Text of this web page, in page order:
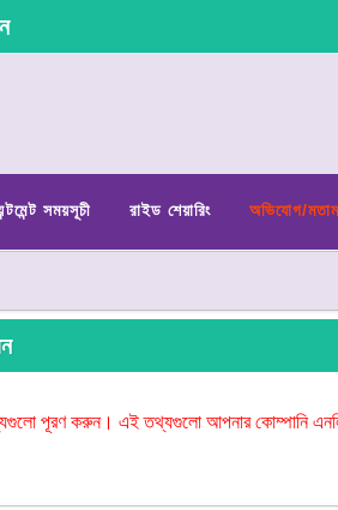
সময়সূচী রাইড শেয়ারিং অভিযোগ/
পূরণ করুন। এই তথ্যগুলো আপনার কোম্পানি